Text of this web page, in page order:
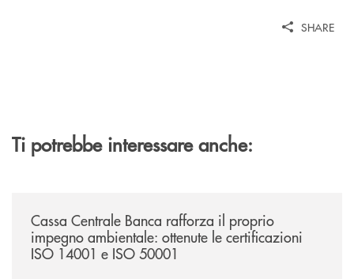
SHARE
Ti potrebbe interessare anche:
Cassa Centrale Banca rafforza il proprio
impegno ambientale: ottenute le certificazioni
ISO 14001 e ISO 50001